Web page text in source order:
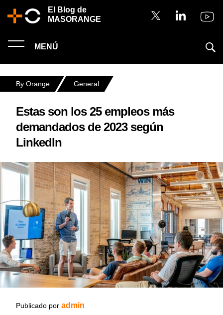
El Blog de
MASORANGE
MENÚ
By Orange General
Estas son los 25 empleos más
demandados de 2023 según
LinkedIn
Publicado por admin